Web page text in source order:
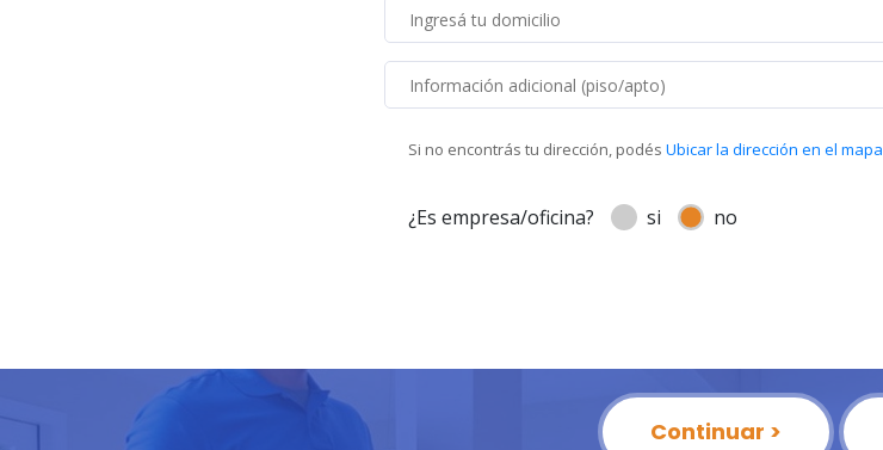
Si no encontrás tu dirección, podés Ubicar la dirección en el mapa
¿Es empresa/oficina? si no
Continuar >